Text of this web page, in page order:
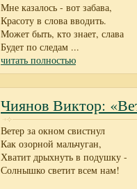
Мне казалось - вот забава,
Красоту в слова вводить.
Может быть, кто знает, слава
Будет по следам ...
читать полностью
Чиянов Виктор:
Ветер за окном свистнул
Как озорной мальчуган,
Хватит дрыхнуть в подушку -
Солнышко светит всем нам!